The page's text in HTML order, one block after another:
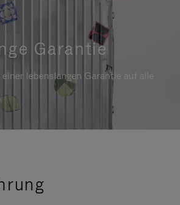
Garantie
lebenslangen Garantie auf alle